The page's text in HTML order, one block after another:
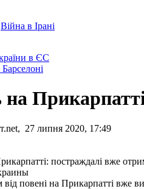
Війна в Ірані
в ЄС
на
27 липня 2020, 17:49
повені на Прикарпатті вже